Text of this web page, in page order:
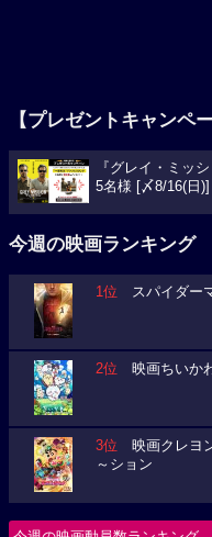
【プレゼントキャンペ
『グレイ・ミッ
5名様 [〆8/16(日)]
今週の映画ランキング
1位 スパイダー
2位 映画ちいか
3位 映画クレヨ
～ション